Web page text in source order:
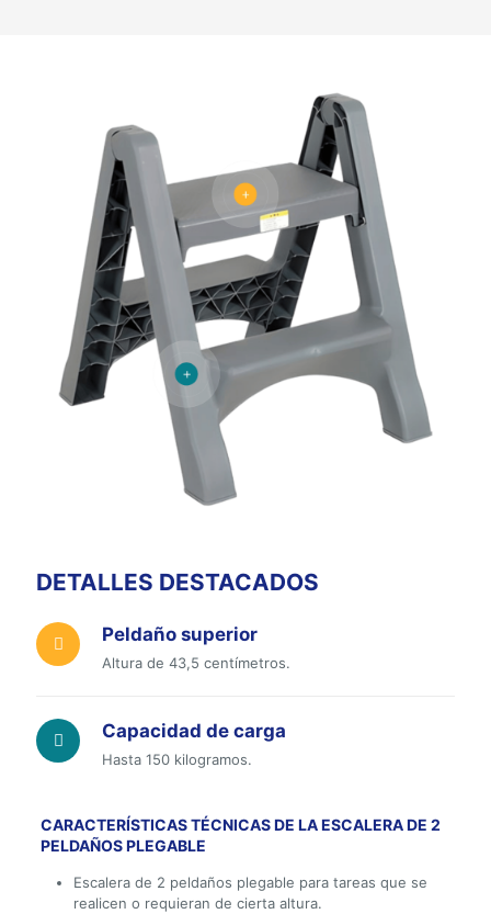
DETALLES DESTACADOS
Peldaño superior
Altura de 43,5 centímetros.
Capacidad de carga
Hasta 150 kilogramos.
CARACTERÍSTICAS TÉCNICAS DE LA ESCALERA DE 2
PELDAÑOS PLEGABLE
Escalera de 2 peldaños plegable para tareas que se
realicen o requieran de cierta altura.